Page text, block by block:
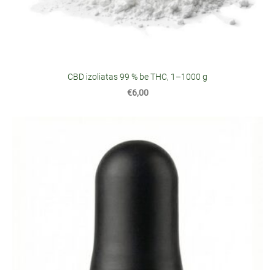
CBD izoliatas 99 % be THC, 1–1000 g
€6,00